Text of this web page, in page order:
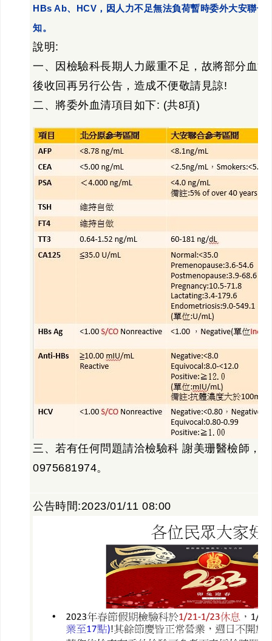
HBs Ab、HCV，因人力不足無法負荷暫時委外大安聯合
知。
說明:
一、因檢驗科長期人力嚴重不足，故將部分血
後收回再另行公告，造成不便敬請見諒!
二、將委外血清項目如下: (共8項)
三、若有任何問題請洽檢驗科 謝美珊醫檢師，
0975681974。
公告時間:2023/01/11 08:00